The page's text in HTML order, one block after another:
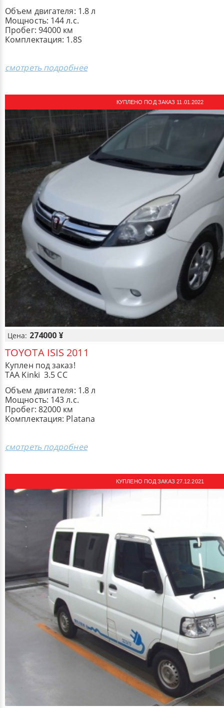
Объем двигателя: 1.8 л
Мощность: 144 л.с.
Пробег: 94000 км
Комплектация: ​1.8S
смотреть подробнее
КУПЛЕНО ПОД ЗАКАЗ 11.01.2022
Цена: 274000 ¥
TOYOTA ISIS 2011
Куплен под заказ!
TAA Kinki 3.5 СС
Объем двигателя: 1.8 л
Мощность: 143 л.с.
Пробег: 82000 км
Комплектация: Platana
смотреть подробнее
КУПЛЕНО ПОД ЗАКАЗ 27.12.2021